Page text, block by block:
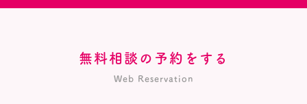
無料相談の予約をする
Web Reservation